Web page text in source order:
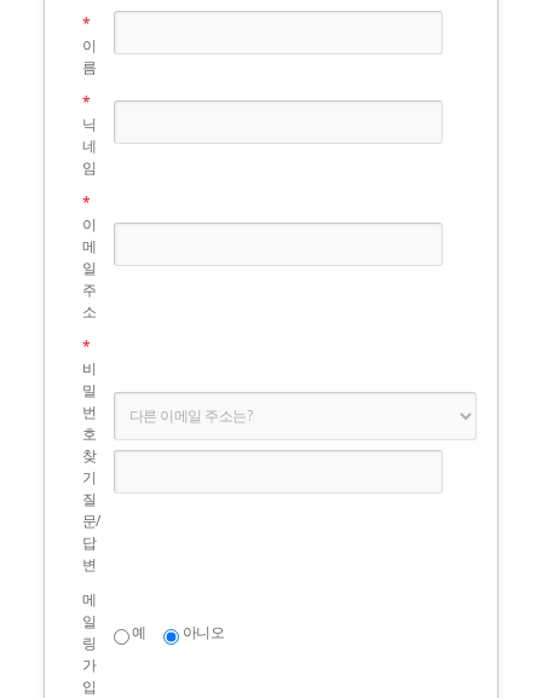
인터넷(사)행복공장은 회원가입시 서비스
이용을 위해 필요한 최소한의 개인정보만
을 수집합니다. 회원이 인터넷행복공장의
서비스를 이용하기 위해서는 회원가입시
이름, 주소, 생년월일, 이메일, 집전화, 직장
령여부, 관심분야를 입력하셔야 합니다. 개
인정보 항목별 구체적인 수집목적 및 이용
목적은 다음과 같습니다.
- 성명, 아이디, 비밀번호, 생년월일 : 본인 식
별 절차에 이용
- 이메일주소, 전화번호 : 회원과의 원활한
의사소통 경로 확보, 인터넷행복공장 활동
안내
- 주소, 전화번호 : 회원소식지 등을 보내기
위해
- 가입경로 : 적정한 회원참여 방안 소개 및
신입회원 모집을 위한 기초통계자료로 이
용하기 위해
*
이
름
*
닉
네
임
*
이
메
일
주
소
*
비
밀
번
호
찾
기
질
문/
답
변
메
일
링
가
입
예 아니오